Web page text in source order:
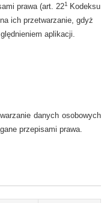
prawa (art. 221 Kodeksu
ich przetwarzanie, gdyż
aplikacji.
danych osobowych
przepisami prawa.